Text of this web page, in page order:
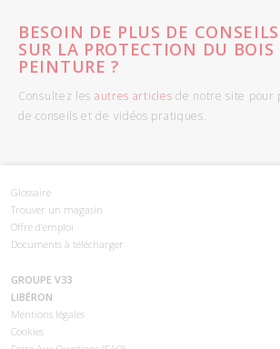
BESOIN DE PLUS DE
SUR LA PROTECTION DU
PEINTURE ?
Consultez les autres articles de notre site pour
de conseils et de vidéos pratiques.
Glossaire
Trouver un magasin
Offre d’emploi
Documents à télécharger
GROUPE V33
LIBÉRON
Mentions légales
Cookies